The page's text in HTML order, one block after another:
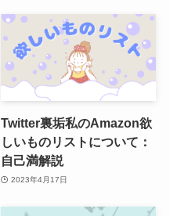
Twitter裏垢私のAmazon欲
しいものリストについて：
自己満解説
2023年4月17日